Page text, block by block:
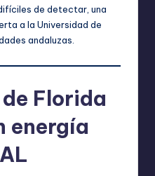
de detectar, una
a la Universidad de
andaluzas.
Florida
energía